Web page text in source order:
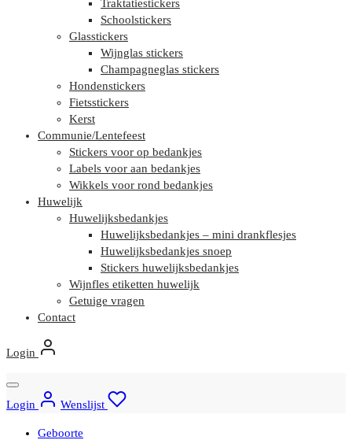
Traktatiestickers
Schoolstickers
Glasstickers
Wijnglas stickers
Champagneglas stickers
Hondenstickers
Fietsstickers
Kerst
Communie/Lentefeest
Stickers voor op bedankjes
Labels voor aan bedankjes
Wikkels voor rond bedankjes
Huwelijk
Huwelijksbedankjes
Huwelijksbedankjes – mini drankflesjes
Huwelijksbedankjes snoep
Stickers huwelijksbedankjes
Wijnfles etiketten huwelijk
Getuige vragen
Contact
Login
Login Wenslijst
Geboorte